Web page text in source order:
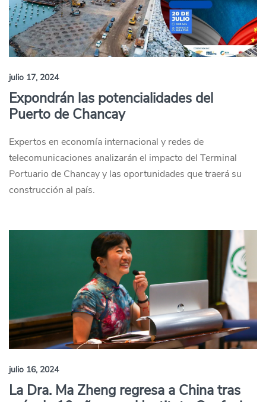
julio 17, 2024
Expondrán las potencialidades del
Puerto de Chancay
Expertos en economía internacional y redes de
telecomunicaciones analizarán el impacto del Terminal
Portuario de Chancay y las oportunidades que traerá su
construcción al país.
julio 16, 2024
La Dra. Ma Zheng regresa a China tras